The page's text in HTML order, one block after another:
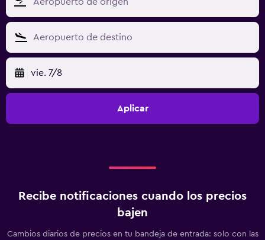
vie. 7/8
Aplicar
Recibe notificaciones cuando los precios
bajen
Cambios diarios de precios en tu bandeja de entrada: solo con las